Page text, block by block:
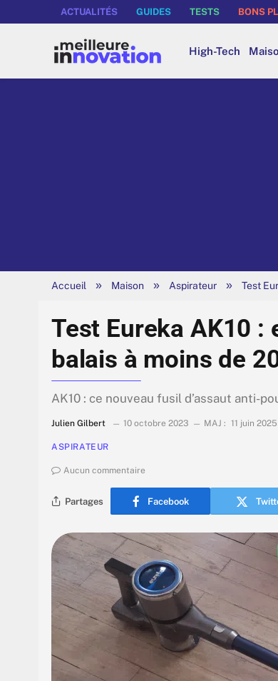
ACTUALITÉS GUIDES TESTS BONS
High-Tech
Accueil » Maison » Aspirateur » Test
Test Eureka AK10
balais à moins de
AK10 : ce nouveau fusil d’assaut anti-
Julien Gilbert 10 octobre 2023 MAJ : 11 juin 2025
ASPIRATEUR
Aucun commentaire
Partages Facebook